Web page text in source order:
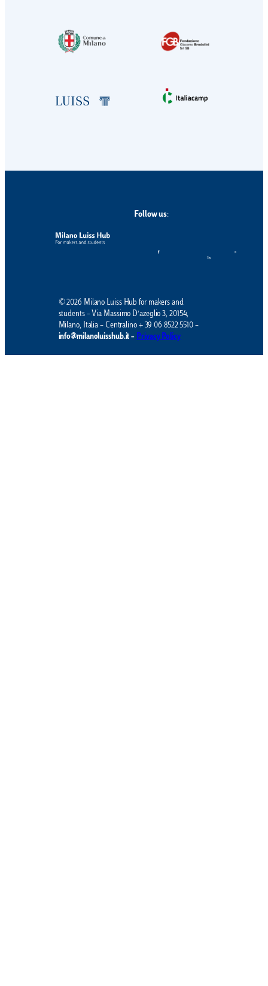
Follow us:
© 2026 Milano Luiss Hub for makers and
students – Via Massimo D’azeglio 3, 20154,
Milano, Italia – Centralino + 39 06 8522 5510 –
info@milanoluisshub.it – Privacy Policy